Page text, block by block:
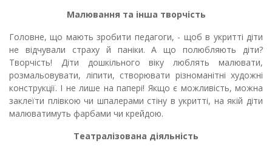
Малювання та інша творчість
Головне, що мають зробити педагоги, - щоб в укритті діти
не відчували страху й паніки. А що полюбляють діти?
Творчість! Діти дошкільного віку люблять малювати,
розмальовувати, ліпити, створювати різноманітні художні
конструкції. І не лише на папері! Якщо є можливість, можна
заклеїти плівкою чи шпалерами стіну в укритті, на якій діти
малюватимуть фарбами чи крейдою.
Театралізована діяльність